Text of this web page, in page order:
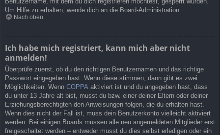
Um Hilfe zu erhalten, wende dich an die Board-Administration.
Nach oben
Ich habe mich registriert, kann mich aber nicht
anmelden!
Überprüfe zuerst, ob du den richtigen Benutzernamen und das richtige
Passwort eingegeben hast. Wenn diese stimmen, dann gibt es zwei
Möglichkeiten. Wenn COPPA aktiviert ist und du angegeben hast, dass
du unter 13 Jahre alt bist, musst du bzw. einer deiner Eltern oder deiner
Erziehungsberechtigten den Anweisungen folgen, die du erhalten hast.
Wenn dies nicht der Fall ist, muss dein Benutzerkonto vielleicht aktiviert
werden. Bei einigen Boards müssen alle neu angemeldeten Mitglieder erst
freigeschaltet werden – entweder musst du dies selbst erledigen oder ein